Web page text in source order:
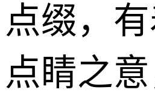
点缀，
点睛之